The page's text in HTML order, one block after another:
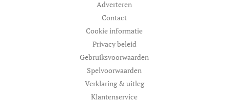
Adverteren
Contact
Cookie informatie
Privacy beleid
Gebruiksvoorwaarden
Spelvoorwaarden
Verklaring & uitleg
Klantenservice